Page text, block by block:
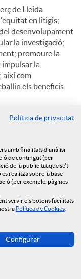
de Lleida
en litigis;
desenvolupament
la investigació;
promoure la
impulsar la
així com
els beneficis
la innovació i
i la creació
el seu model
Política de privacitat
amb finalitats d'anàlisi
de contingut (per
de la publicitat que se't
realitza sobre la base
(per exemple, pàgines
servir els botons facilitats
Política de Cookies
Configurar